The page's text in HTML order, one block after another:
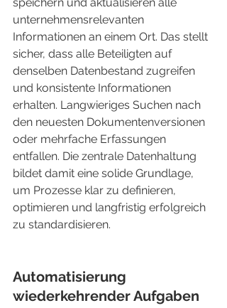
unternehmensrelevanten
Informationen an einem Ort. Das stellt
sicher, dass alle Beteiligten auf
denselben Datenbestand zugreifen
und konsistente Informationen
erhalten. Langwieriges Suchen nach
den neuesten Dokumentenversionen
oder mehrfache Erfassungen
entfallen. Die zentrale Datenhaltung
bildet damit eine solide Grundlage,
um Prozesse klar zu definieren,
optimieren und langfristig erfolgreich
zu standardisieren.
Automatisierung
wiederkehrender Aufgaben